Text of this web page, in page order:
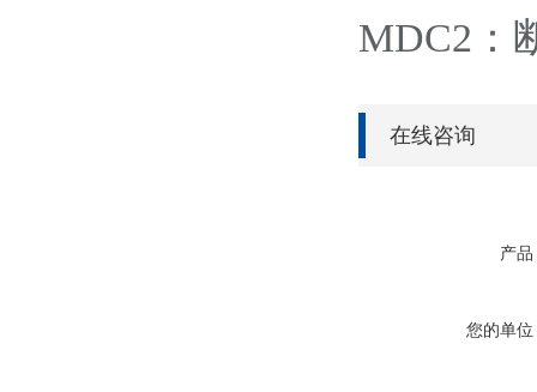
MDC2：
在线咨询
产品
您的单位